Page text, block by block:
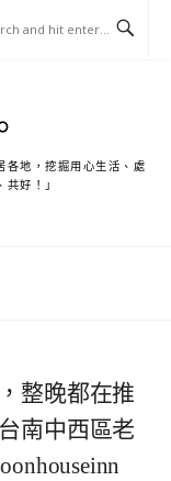
各地，挖掘用心生活、處
好！」
整晚都在推
南中西區老